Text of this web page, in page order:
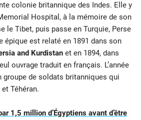
colonie britannique des Indes. Elle y
Hospital, à la mémoire de son
le Tibet, puis passe en Turquie, Perse
épique est relaté en 1891 dans son
and Kurdistan et en 1894, dans
ouvrage traduit en français. L’année
groupe de soldats britanniques qui
Téhéran.
1,5 million d’Égyptiens avant d’être